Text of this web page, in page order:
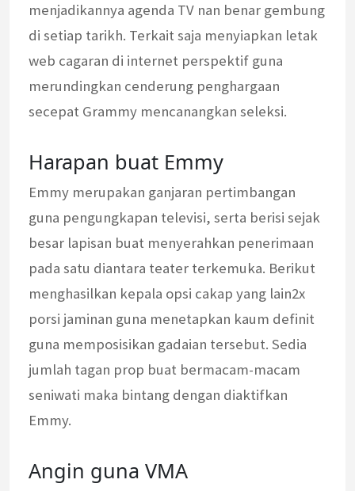
menjadikannya agenda TV nan benar gembung
di setiap tarikh. Terkait saja menyiapkan letak
web cagaran di internet perspektif guna
merundingkan cenderung penghargaan
secepat Grammy mencanangkan seleksi.
Harapan buat Emmy
Emmy merupakan ganjaran pertimbangan
guna pengungkapan televisi, serta berisi sejak
besar lapisan buat menyerahkan penerimaan
pada satu diantara teater terkemuka. Berikut
menghasilkan kepala opsi cakap yang lain2x
porsi jaminan guna menetapkan kaum definit
guna memposisikan gadaian tersebut. Sedia
jumlah tagan prop buat bermacam-macam
seniwati maka bintang dengan diaktifkan
Emmy.
Angin guna VMA